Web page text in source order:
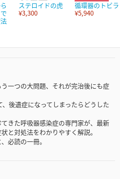
ステロイドの虎
¥3,300
循環器のトビラ
¥5,940
一つの大問題、それが完治後にも症
後遺症になってしまったらどうした
きた呼吸器感染症の専門家が、最新
と対処法をわかりやすく解説。
必読の一冊。